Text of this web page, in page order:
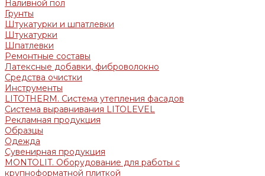
Наливной пол
Грунты
Штукатурки и шпатлевки
Штукатурки
Шпатлевки
Ремонтные составы
Латексные добавки, фиброволокно
Средства очистки
Инструменты
LITOTHERM. Система утепления фасадов
Система выравнивания LITOLEVEL
Рекламная продукция
Образцы
Одежда
Сувенирная продукция
MONTOLIT. Оборудование для работы с
крупноформатной плиткой